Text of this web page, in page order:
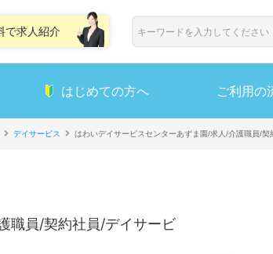
で求人紹介
はじめての方へ ご利用の
デイサービス はわいデイサービスセンターあずま園/求人/介護職員/
職員/契約社員/デイサービ